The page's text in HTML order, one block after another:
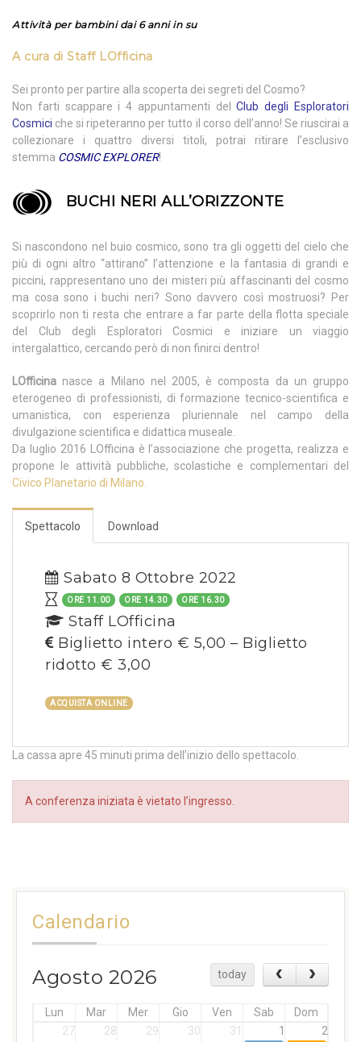
Attività per bambini dai 6 anni in su
A cura di Staff LOfficina
Sei pronto per partire alla scoperta dei segreti del Cosmo?
Non farti scappare i 4 appuntamenti delClub degli Esploratori
Cosmici che si ripeteranno per tutto il corso dell’anno! Se riuscirai a
collezionare i quattro diversi titoli, potrai ritirare l’esclusivo
stemma COSMIC EXPLORER!
BUCHI NERI ALL’ORIZZONTE
Si nascondono nel buio cosmico, sono tra gli oggetti del cielo che
più di ogni altro “attirano” l’attenzione e la fantasia di grandi e
piccini, rappresentano uno dei misteri più affascinanti del cosmo
ma cosa sono i buchi neri? Sono davvero così mostruosi? Per
scoprirlo non ti resta che entrare a far parte della flotta speciale
del Club degli Esploratori Cosmici e iniziare un viaggio
intergalattico, cercando però di non finirci dentro!
LOfficina nasce a Milano nel 2005, è composta da un gruppo
eterogeneo di professionisti, di formazione tecnico-scientifica e
umanistica, con esperienza pluriennale nel campo della
divulgazione scientifica e didattica museale.
Da luglio 2016 LOfficina è l’associazione che progetta, realizza e
propone le attività pubbliche, scolastiche e complementari del
Civico Planetario di Milano.
Spettacolo Download
Sabato 8 Ottobre 2022
ORE 11.00 ORE 14.30 ORE 16.30
Staff LOfficina
Biglietto intero € 5,00 – Biglietto
ridotto € 3,00
ACQUISTA ONLINE
La cassa apre 45 minuti prima dell’inizio dello spettacolo.
A conferenza iniziata è vietato l’ingresso.
Calendario
Agosto 2026 today
Lun Mar Mer Gio Ven Sab
Dom
27
28 29 30 31 1 2